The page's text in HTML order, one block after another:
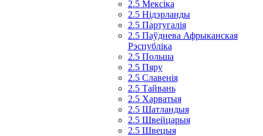
2.5 Мексіка
2.5 Нідэрланды
2.5 Партугалія
2.5 Паўднева Афрыканская
Рэспубліка
2.5 Польша
2.5 Пяру
2.5 Славенія
2.5 Тайвань
2.5 Харватыя
2.5 Шатландыя
2.5 Швейцарыя
2.5 Швецыя